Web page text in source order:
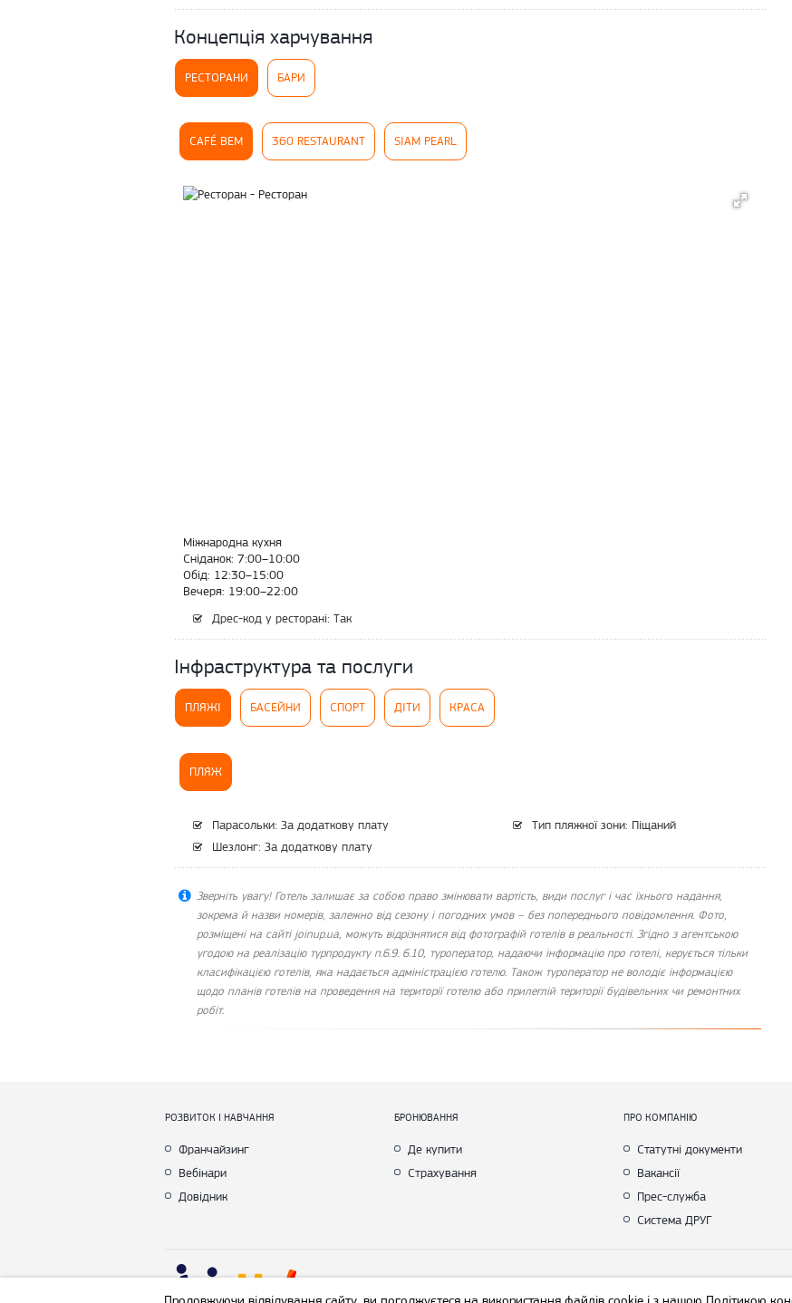
Концепція харчування
РЕСТОРАНИ БАРИ
CAFÉ BEM 360 RESTAURANT SIAM PEARL
Міжнародна кухня
Сніданок: 7:00–10:00
Обід: 12:30–15:00
Вечеря: 19:00–22:00
Дрес-код у ресторані: Так
Інфраструктура та послуги
ПЛЯЖІ БАСЕЙНИ СПОРТ ДІТИ КРАСА
ПЛЯЖ
Парасольки: За додаткову плату
Шезлонг: За додаткову плату
Тип пляжної зони: Піщаний
Зверніть увагу! Готель залишає за собою право змінювати вартість, види послуг і час їхнього надання,
зокрема й назви номерів, залежно від сезону і погодних умов – без попереднього повідомлення. Фото,
розміщені на сайті joinup.ua, можуть відрізнятися від фотографій готелів в реальності. Згідно з агентською
угодою на реалізацію турпродукту п.6.9. 6.10, туроператор, надаючи інформацію про готелі, керується тільки
класифікацією готелів, яка надається адміністрацією готелю. Також туроператор не володіє інформацією
щодо планів готелів на проведення на території готелю або прилеглій території будівельних чи ремонтних
робіт.
РОЗВИТОК І НАВЧАННЯ
Франчайзинг
Вебінари
Довідник
БРОНЮВАННЯ
Де купити
Страхування
ПРО КОМПАНІЮ
Статутні документи
Вакансії
Прес-служба
Система ДРУГ